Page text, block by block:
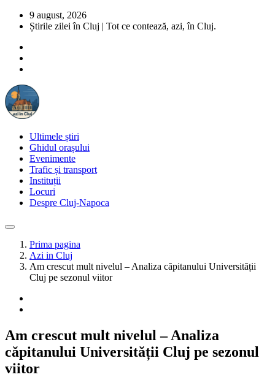
9 august, 2026
Știrile zilei în Cluj | Tot ce contează, azi, în Cluj.
Ultimele știri
Ghidul orașului
Evenimente
Trafic și transport
Instituții
Locuri
Despre Cluj-Napoca
Prima pagina
Azi in Cluj
Am crescut mult nivelul – Analiza căpitanului Universității
Cluj pe sezonul viitor
Am crescut mult nivelul – Analiza
căpitanului Universității Cluj pe sezonul
viitor